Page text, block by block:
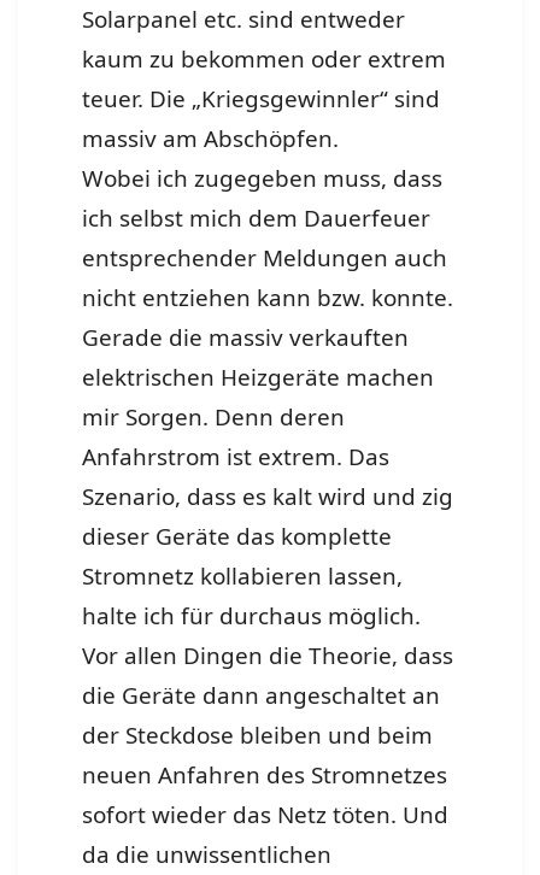
Solarpanel etc. sind entweder
kaum zu bekommen oder extrem
teuer. Die „Kriegsgewinnler“ sind
massiv am Abschöpfen.
Wobei ich zugegeben muss, dass
ich selbst mich dem Dauerfeuer
entsprechender Meldungen auch
nicht entziehen kann bzw. konnte.
Gerade die massiv verkauften
elektrischen Heizgeräte machen
mir Sorgen. Denn deren
Anfahrstrom ist extrem. Das
Szenario, dass es kalt wird und zig
dieser Geräte das komplette
Stromnetz kollabieren lassen,
halte ich für durchaus möglich.
Vor allen Dingen die Theorie, dass
die Geräte dann angeschaltet an
der Steckdose bleiben und beim
neuen Anfahren des Stromnetzes
sofort wieder das Netz töten. Und
da die unwissentlichen